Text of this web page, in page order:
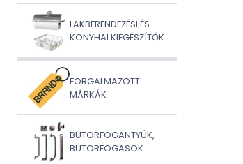
LAKBERENDEZÉSI ÉS
KONYHAI KIEGÉSZÍTŐK
FORGALMAZOTT
MÁRKÁK
BÚTORFOGANTYÚK,
BÚTORFOGASOK